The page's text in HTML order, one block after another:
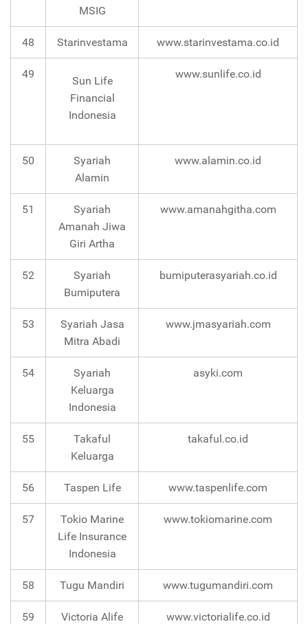
MSIG
48 Starinvestama www.starinvestama.co.id
49
Sun Life
Financial
Indonesia
www.sunlife.co.id
50
Syariah
Alamin
www.alamin.co.id
51
Syariah
Amanah Jiwa
Giri Artha
www.amanahgitha.com
52
Syariah
Bumiputera
bumiputerasyariah.co.id
53
Syariah Jasa
Mitra Abadi
www.jmasyariah.com
54
Syariah
Keluarga
Indonesia
asyki.com
55
Takaful
Keluarga
takaful.co.id
56 Taspen Life www.taspenlife.com
57
Tokio Marine
Life Insurance
Indonesia
www.tokiomarine.com
58 Tugu Mandiri www.tugumandiri.com
59
Victoria Alife
www.victorialife.co.id